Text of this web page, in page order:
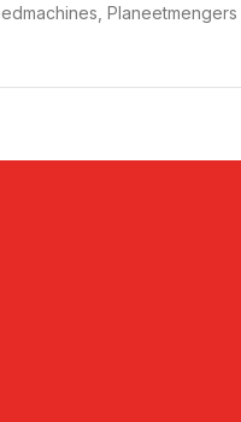
Planeetmengers